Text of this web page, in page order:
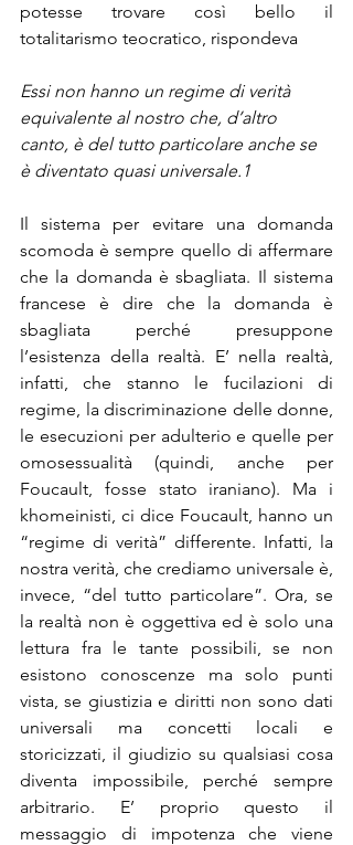
potesse trovare così bello il
totalitarismo teocratico, rispondeva
Essi non hanno un regime di verità
equivalente al nostro che, d’altro
canto, è del tutto particolare anche se
è diventato quasi universale. 1
Il sistema per evitare una domanda
scomoda è sempre quello di affermare
che la domanda è sbagliata. Il sistema
francese è dire che la domanda è
sbagliata perché presuppone
l’esistenza della realtà. E’ nella realtà,
infatti, che stanno le fucilazioni di
regime, la discriminazione delle donne,
le esecuzioni per adulterio e quelle per
omosessualità (quindi, anche per
Foucault, fosse stato iraniano). Ma i
khomeinisti, ci dice Foucault, hanno un
“regime di verità” differente. Infatti, la
nostra verità, che crediamo universale è,
invece, “del tutto particolare”. Ora, se
la realtà non è oggettiva ed è solo una
lettura fra le tante possibili, se non
esistono conoscenze ma solo punti
vista, se giustizia e diritti non sono dati
universali ma concetti locali e
storicizzati, il giudizio su qualsiasi cosa
diventa impossibile, perché sempre
arbitrario. E’ proprio questo il
messaggio di impotenza che viene